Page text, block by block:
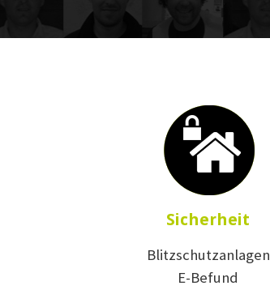
Sicherheit
Blitzschutzanlagen
E-Befund